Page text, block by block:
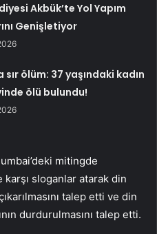
Akbük’te Yol Yapım
Genişletiyor
sır ölüm: 37 yaşındaki kadın
ölü bulundu!
mitingde
sloganlar atarak din
talep etti ve din
durdurulmasını talep etti.